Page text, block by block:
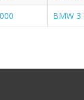
BMW